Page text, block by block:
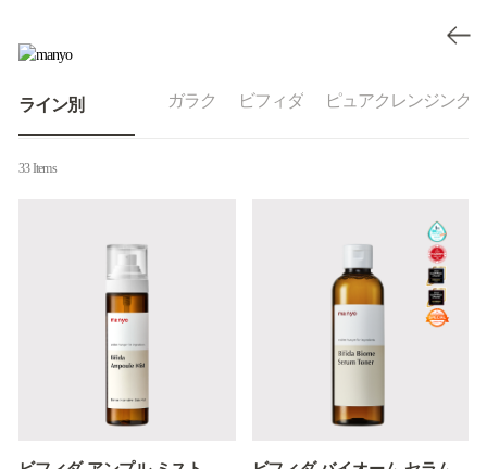
ライン別 ガラク ビフィダ ピュアクレンジング
33 Items